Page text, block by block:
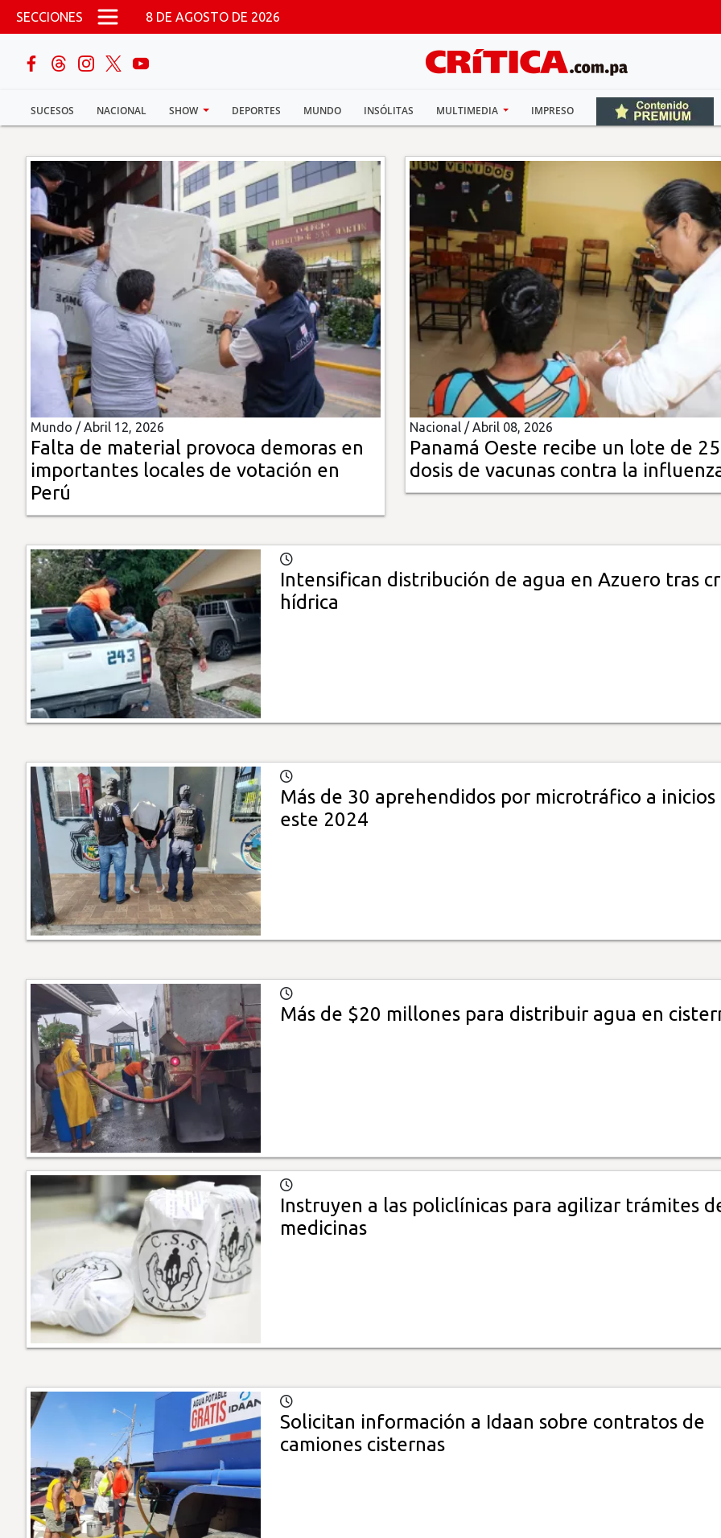
Pasar al contenido principal
SECCIONES 8 DE AGOSTO DE 2026
SUCESOS NACIONAL SHOW DEPORTES MUNDO INSÓLITAS MULTIMEDIA IMPRESO
buscar
Sucesos
Nacional
Política
Show
Deportes
Insólitas
Multimedia
Impreso
Mundo /Abril 12, 2026
Falta de material provoca demoras en
importantes locales de votación en
Perú
Nacional /Abril 08, 2026
Panamá Oeste recibe un lote de
dosis de vacunas contra la
Intensifican distribución de agua en Azuero tras
hídrica
Más de 30 aprehendidos por microtráfico a inicios
este 2024
Más de $20 millones para distribuir agua en
Instruyen a las policlínicas para agilizar trámites
medicinas
Solicitan información a Idaan sobre contratos de
camiones cisternas